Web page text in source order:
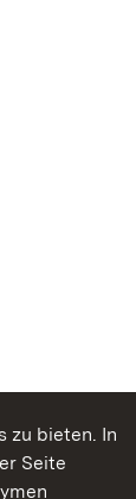
zu bieten. In
Seite